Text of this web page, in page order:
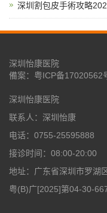
深圳割包皮手術攻略
深圳怡康医院
備案： 粤ICP备17020562
深圳怡康医院
联系人：深圳怡康
电话：0755-25595888
接诊时间：08:00-20:00
地址：广东省深圳市罗湖
粤(B)广[2025]第04-30-